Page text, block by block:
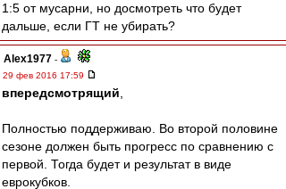
1:5 от мусарни, но досмотреть что будет
дальше, если ГТ не убирать?
Alex1977 -
29 фев 2016 17:59
впередсмотрящий
Полностью поддерживаю. Во второй половине
сезоне должен быть прогресс по сравнению с
первой. Тогда будет и результат в виде
еврокубков.